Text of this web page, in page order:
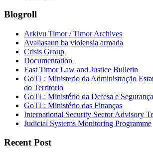
Blogroll
Arkivu Timor / Timor Archives
Avaliasaun ba violensia armada
Crisis Group
Documentation
East Timor Law and Justice Bulletin
GoTL: Ministerio da Administração
do Territorio
GoTL: Ministério da Defesa e Segurança
GoTL: Ministério das Finanças
International Security Sector Advisory
Judicial Systems Monitoring Programme
Recent Post